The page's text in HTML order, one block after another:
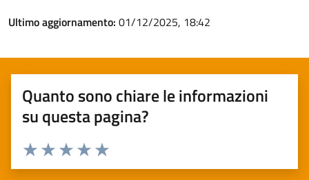
Ultimo aggiornamento: 01/12/2025, 18:42
Quanto sono chiare le informazioni
su questa pagina?
Valuta 5 stelle su 5
Valuta 4 stelle su 5
Valuta 3 stelle su 5
Valuta 2 stelle su 5
Valuta 1 stelle su 5